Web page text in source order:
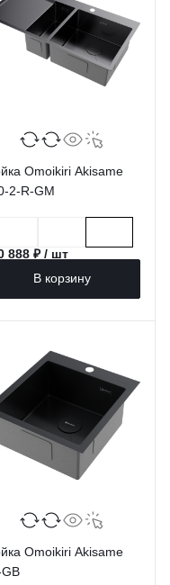
Omoikiri Akisame
2-R-GM
888 ₽ / шт
В корзину
Omoikiri Akisame